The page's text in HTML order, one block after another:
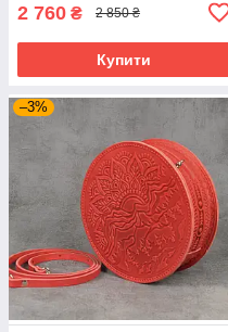
2 760 ₴ 2 850 ₴
Купити
–3%